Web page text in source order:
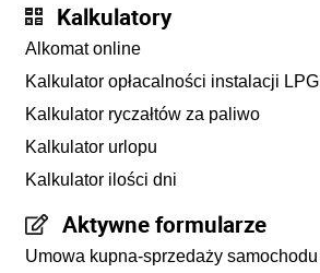
Kalkulatory
Alkomat online
Kalkulator opłacalności instalacji LPG
Kalkulator ryczałtów za paliwo
Kalkulator urlopu
Kalkulator ilości dni
Aktywne formularze
Umowa kupna-sprzedaży samochodu